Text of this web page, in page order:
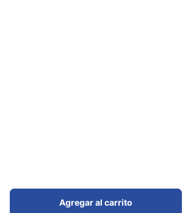
Agregar al carrito